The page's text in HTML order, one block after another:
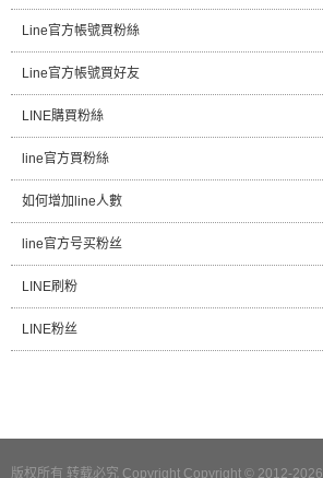
Line官方帳號買粉絲
Line官方帳號買好友
LINE購買粉絲
line官方買粉絲
如何增加line人數
line官方号买粉丝
LINE刷粉
LINE粉丝
版权所有 转载必究 Copyright Copyright © 2012-2026